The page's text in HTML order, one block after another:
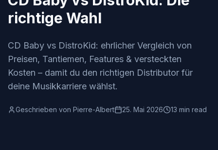
richtige Wahl
CD Baby vs DistroKid: ehrlicher Vergleich von
Preisen, Tantiemen, Features & versteckten
Kosten – damit du den richtigen Distributor für
deine Musikkarriere wählst.
Geschrieben von Pierre-Albert 25. Mai 2026 13 min read